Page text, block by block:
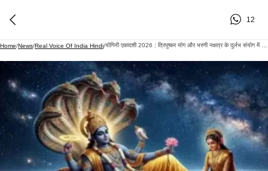
12
Home/News/Real Voice Of India Hindi/